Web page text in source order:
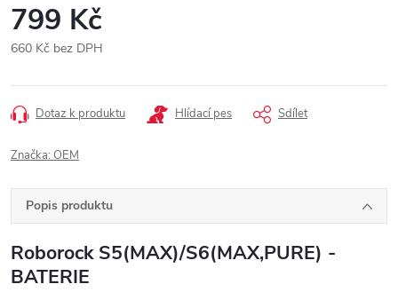
799 Kč
660 Kč bez DPH
cena:
Dotaz k produktu Hlídací pes Sdílet
Značka: OEM
Popis produktu
Roborock S5(MAX)/S6(MAX,PURE) -
BATERIE